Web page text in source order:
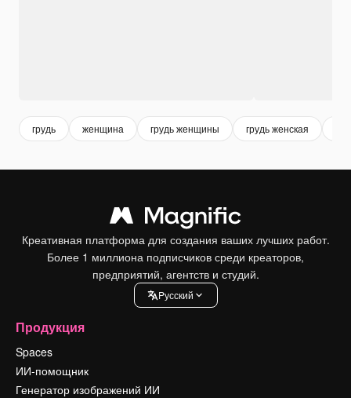
грудь женщина грудь женщины грудь женская
Креативная платформа для создания ваших лучших работ.
Более 1 миллиона подписчиков среди креаторов,
предприятий, агентств и студий.
Pусский
Продукция
Spaces
ИИ-помощник
Генератор изображений ИИ